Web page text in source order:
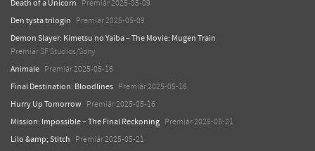
Death of a Unicorn Premiär 2025-05-09
Den tysta trilogin Premiär 2025-05-09
Demon Slayer: Kimetsu no Yaiba – The Movie: Mugen Train
Premiär SF Studios/Sony
Animale Premiär 2025-05-16
Final Destination: Bloodlines Premiär 2025-05-16
Hurry Up Tomorrow Premiär 2025-05-16
Mission: Impossible – The Final Reckoning Premiär 2025-05-21
Lilo &amp; Stitch Premiär 2025-05-21